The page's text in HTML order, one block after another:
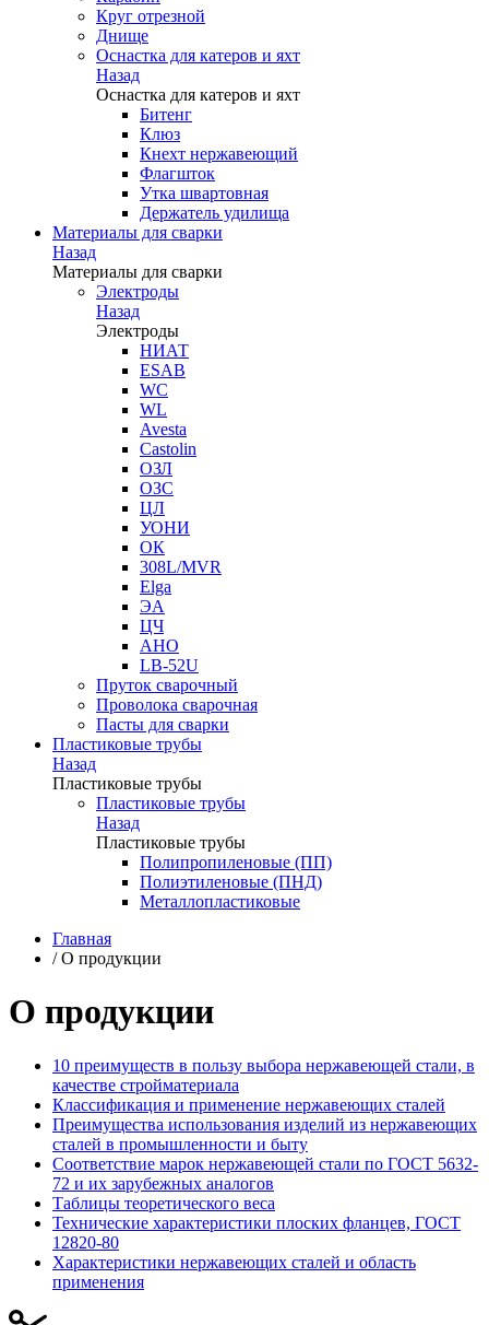
Круг отрезной
Днище
Оснастка для катеров и яхт
Назад
Оснастка для катеров и яхт
Битенг
Клюз
Кнехт нержавеющий
Флагшток
Утка швартовная
Держатель удилища
Материалы для сварки
Назад
Материалы для сварки
Электроды
Назад
Электроды
НИАТ
ESAB
WC
WL
Avesta
Castolin
ОЗЛ
ОЗС
ЦЛ
УОНИ
ОК
308L/MVR
Elga
ЭА
ЦЧ
АНО
LB-52U
Пруток сварочный
Проволока сварочная
Пасты для сварки
Пластиковые трубы
Назад
Пластиковые трубы
Пластиковые трубы
Назад
Пластиковые трубы
Полипропиленовые (ПП)
Полиэтиленовые (ПНД)
Металлопластиковые
Главная
/ О продукции
О продукции
10 преимуществ в пользу выбора нержавеющей стали, в
качестве стройматериала
Классификация и применение нержавеющих сталей
Преимущества использования изделий из нержавеющих
сталей в промышленности и быту
Соответствие марок нержавеющей стали по ГОСТ 5632-
72 и их зарубежных аналогов
Таблицы теоретического веса
Технические характеристики плоских фланцев, ГОСТ
12820-80
Характеристики нержавеющих сталей и область
применения